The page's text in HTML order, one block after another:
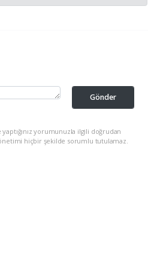
Gönder
yorumunuzla ilgili doğrudan
hiçbir şekilde sorumlu tutulamaz.